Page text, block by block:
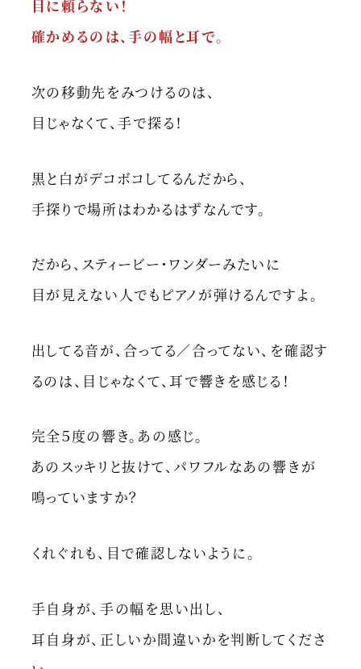
目に頼らない！
確かめるのは、手の幅と耳で。
次の移動先をみつけるのは、
目じゃなくて、手で探る！
黒と白がデコボコしてるんだから、
手探りで場所はわかるはずなんです。
だから、スティービー・ワンダーみたいに
目が見えない人でもピアノが弾けるんですよ。
出してる音が、合ってる／合ってない、を確認す
るのは、目じゃなくて、耳で響きを感じる！
完全５度の響き。あの感じ。
あのスッキリと抜けて、パワフルなあの響きが
鳴っていますか？
くれぐれも、目で確認しないように。
手自身が、手の幅を思い出し、
耳自身が、正しいか間違いかを判断してくださ